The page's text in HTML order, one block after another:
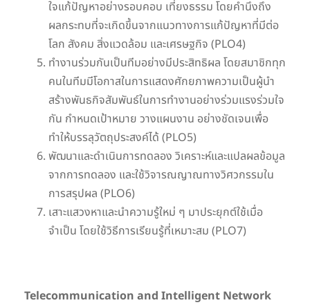
ใจแก้ปัญหาอย่างรอบคอบ เที่ยงธรรม โดยคำนึงถึง
ผลกระทบที่จะเกิดขึ้นจากแนวทางการแก้ปัญหาที่มีต่อ
โลก สังคม สิ่งแวดล้อม และเศรษฐกิจ (PLO4)
ทำงานร่วมกันเป็นทีมอย่างมีประสิทธิผล โดยสมาชิกทุก
คนในทีมมีโอกาสในการแสดงศักยภาพความเป็นผู้นำ
สร้างพันธกิจสัมพันธ์ในการทำงานอย่างร่วมแรงร่วมใจ
กัน กำหนดเป้าหมาย วางแผนงาน อย่างชัดเจนเพื่อ
ทำให้บรรลุวัตถุประสงค์ได้ (PLO5)
พัฒนาและดำเนินการทดลอง วิเคราะห์และแปลผลข้อมูล
จากการทดลอง และใช้วิจารณญาณทางวิศวกรรมใน
การสรุปผล (PLO6)
เสาะแสวงหาและนำความรู้ใหม่ ๆ มาประยุกต์ใช้เมื่อ
จำเป็น โดยใช้วิธีการเรียนรู้ที่เหมาะสม (PLO7)
Telecommunication and Intelligent Network